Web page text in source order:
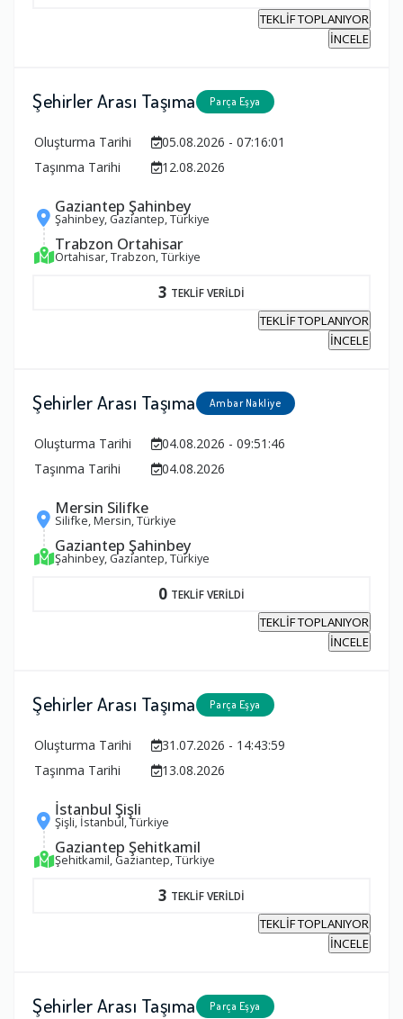
TEKLİF TOPLANIYOR
İNCELE
Şehirler Arası Taşıma Parça Eşya
Oluşturma Tarihi
05.08.2026 - 07:16:01
Taşınma Tarihi
12.08.2026
Gaziantep Şahinbey
Şahinbey, Gaziantep, Türkiye
Trabzon Ortahisar
Ortahisar, Trabzon, Türkiye
3 TEKLİF VERİLDİ
TEKLİF TOPLANIYOR
İNCELE
Şehirler Arası Taşıma Ambar Nakliye
Oluşturma Tarihi
04.08.2026 - 09:51:46
Taşınma Tarihi
04.08.2026
Mersin Silifke
Silifke, Mersin, Türkiye
Gaziantep Şahinbey
Şahinbey, Gaziantep, Türkiye
0 TEKLİF VERİLDİ
TEKLİF TOPLANIYOR
İNCELE
Şehirler Arası Taşıma Parça Eşya
Oluşturma Tarihi
31.07.2026 - 14:43:59
Taşınma Tarihi
13.08.2026
İstanbul Şişli
Şişli, İstanbul, Türkiye
Gaziantep Şehitkamil
Şehitkamil, Gaziantep, Türkiye
3 TEKLİF VERİLDİ
TEKLİF TOPLANIYOR
İNCELE
Şehirler Arası Taşıma Parça Eşya